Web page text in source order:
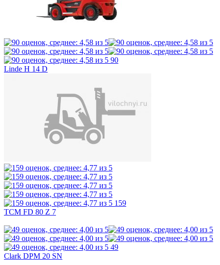
90
Linde H 14 D
159
TCM FD 80 Z 7
49
Clark DPM 20 SN